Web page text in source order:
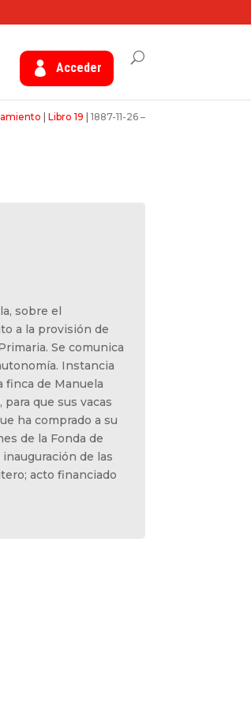
Acceder
Libro 19 1887-11-26 –
sobre el
a la provisión de
Se comunica
Instancia
finca de Manuela
que sus vacas
ha comprado a su
de la Fonda de
de las
acto financiado